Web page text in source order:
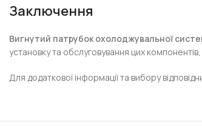
Заключення
Вигнутий патрубок охолоджувальної
установку та обслуговування цих
Для додаткової інформації та вибору